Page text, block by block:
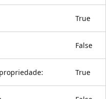
True
False
True